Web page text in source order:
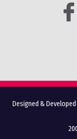
Designed & Developed